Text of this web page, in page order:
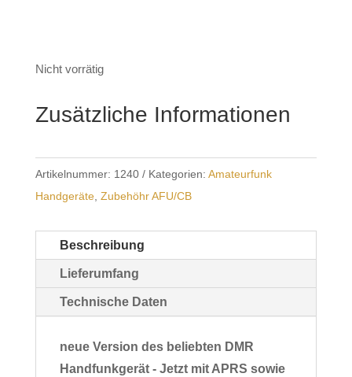
Nicht vorrätig
Zusätzliche Informationen
Artikelnummer: 1240 Kategorien: Amateurfunk
Handgeräte, Zubehöhr AFU/CB
Beschreibung
Lieferumfang
Technische Daten
neue Version des beliebten DMR
Handfunkgerät - Jetzt mit APRS sowie